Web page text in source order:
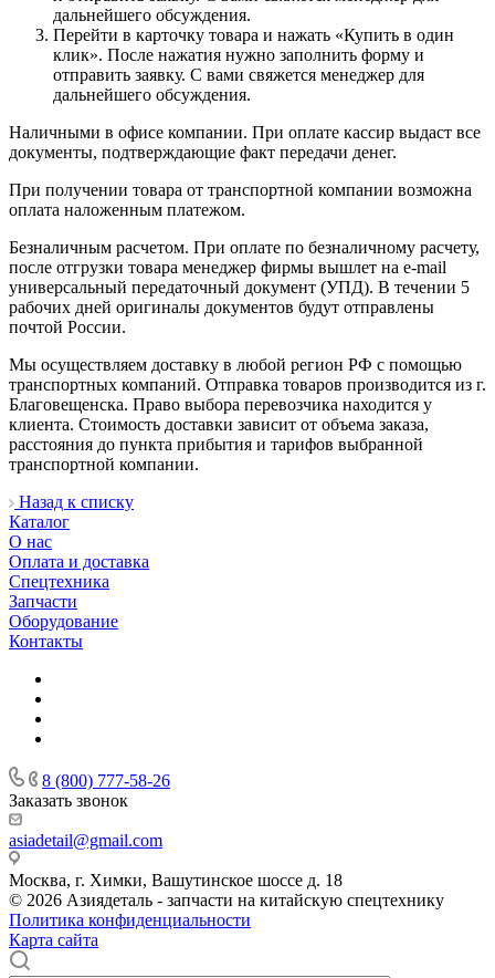
дальнейшего обсуждения.
Перейти в карточку товара и нажать «Купить в один
клик». После нажатия нужно заполнить форму и
отправить заявку. С вами свяжется менеджер для
дальнейшего обсуждения.
Наличными в офисе компании. При оплате кассир выдаст все
документы, подтверждающие факт передачи денег.
При получении товара от транспортной компании возможна
оплата наложенным платежом.
Безналичным расчетом. При оплате по безналичному расчету,
после отгрузки товара менеджер фирмы вышлет на e-mail
универсальный передаточный документ (УПД). В течении 5
рабочих дней оригиналы документов будут отправлены
почтой России.
Мы осуществляем доставку в любой регион РФ с помощью
транспортных компаний. Отправка товаров производится из г.
Благовещенска. Право выбора перевозчика находится у
клиента. Стоимость доставки зависит от объема заказа,
расстояния до пункта прибытия и тарифов выбранной
транспортной компании.
Назад к списку
Каталог
О нас
Оплата и доставка
Спецтехника
Запчасти
Оборудование
Контакты
8 (800) 777-58-26
Заказать звонок
asiadetail@gmail.com
Москва, г. Химки, Вашутинское шоссе д. 18
© 2026 Азиядеталь - запчасти на китайскую спецтехнику
Политика конфиденциальности
Карта сайта